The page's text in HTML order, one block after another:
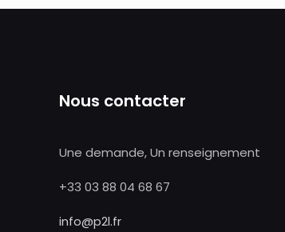
Nous contacter
Une demande, Un renseignement
+33 03 88 04 68 67
info@p2l.fr